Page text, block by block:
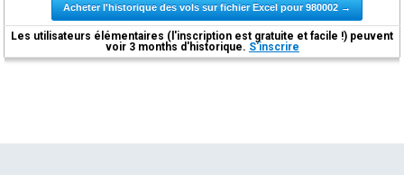
Acheter l'historique des vols sur fichier Excel pour 980002 →
Les utilisateurs élémentaires (l'inscription est gratuite et facile !) peuvent
voir 3 months d'historique. S'inscrire